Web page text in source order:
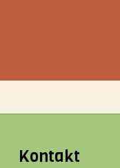
Kontakt